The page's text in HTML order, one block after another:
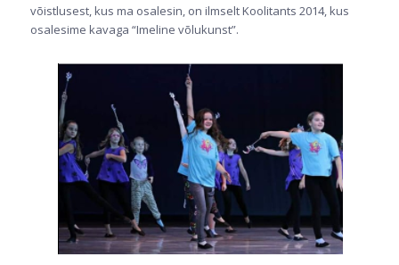
võistlusest, kus ma osalesin, on ilmselt Koolitants 2014, kus
osalesime kavaga “Imeline võlukunst”.